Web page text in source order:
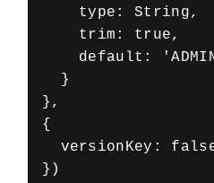
type: String,
trim: true,
default:
}
},
{
versionKey:
})